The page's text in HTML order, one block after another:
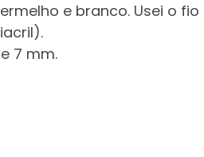
e branco. Usei o fio
7 mm.